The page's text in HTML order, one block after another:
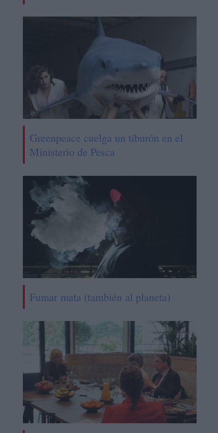
Greenpeace cuelga un tiburón en el
Ministerio de Pesca
Fumar mata (también al planeta)